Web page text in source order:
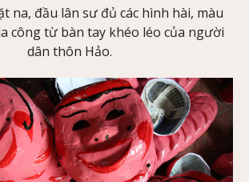
na, đầu lân sư đủ các hình hài, màu
công từ bàn tay khéo léo của người
dân thôn Hảo.